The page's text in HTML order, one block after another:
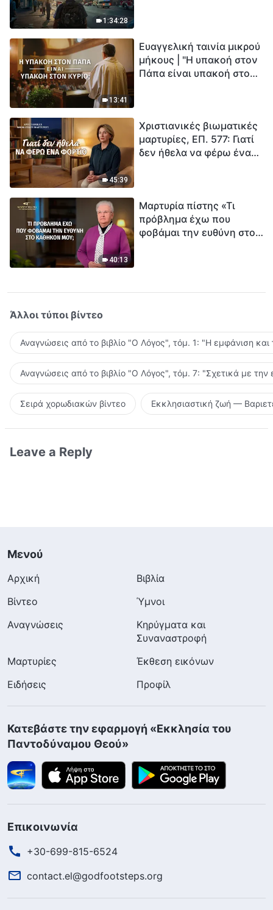
1:34:28
εξαφάνισης». Οι
καταστροφές χτυπούν.
Ξεκινά η αντίστροφη
13:41
Ευαγγελική ταινία μικρού
μήκους | "Η υπακοή στον
Πάπα είναι υπακοή στον
45:39
Χριστιανικές βιωματικές
μαρτυρίες, ΕΠ. 577: Γιατί
δεν ήθελα να φέρω ένα
40:13
Μαρτυρία πίστης «Τι
πρόβλημα έχω που
φοβάμαι την ευθύνη στο
Άλλοι τύποι βίντεο
Αναγνώσεις από το βιβλίο "Ο Λόγος", τόμ. 1: "Η εμφάνιση
Αναγνώσεις από το βιβλίο "Ο Λόγος", τόμ. 7: "Σχετικά με την
Σειρά χορωδιακών βίντεο Εκκλησιαστική ζωή —
Leave a Reply
Μενού
Αρχική
Βιβλία
Βίντεο
Ύμνοι
Αναγνώσεις
Κηρύγματα και
Συναναστροφή
Μαρτυρίες
Έκθεση εικόνων
Ειδήσεις
Προφίλ
Κατεβάστε την εφαρμογή «Εκκλησία του
Παντοδύναμου Θεού»
Επικοινωνία
+30-699-815-6524
contact.el@godfootsteps.org